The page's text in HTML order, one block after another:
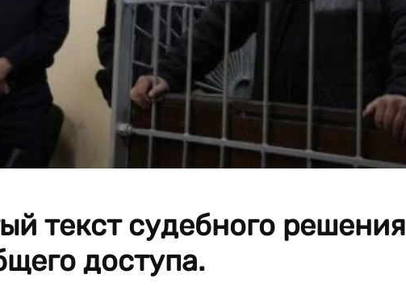
текст судебного решения
доступа.